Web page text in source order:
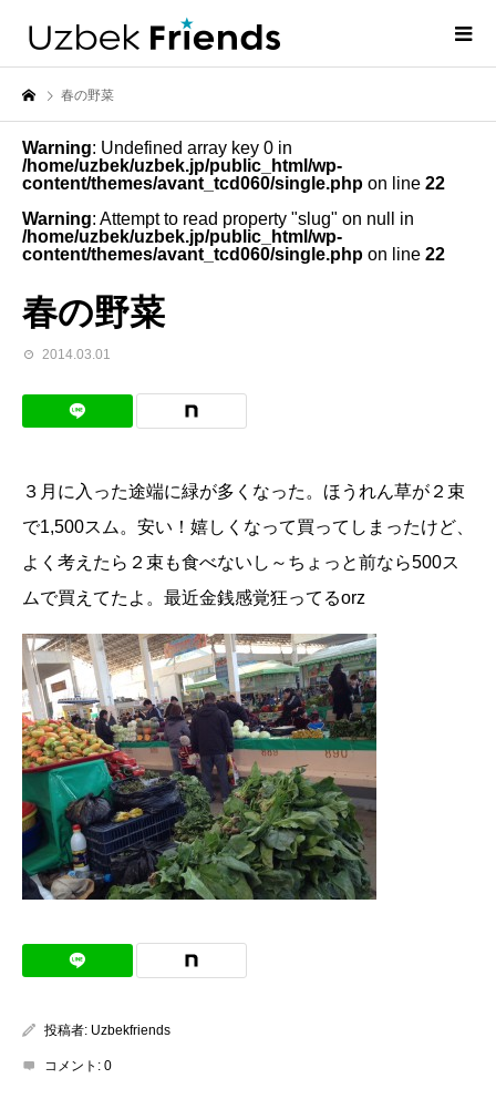
春の野菜
Warning: Undefined array key 0 in
/home/uzbek/uzbek.jp/public_html/wp-
content/themes/avant_tcd060/single.php on line 22
Warning: Attempt to read property "slug" on null in
/home/uzbek/uzbek.jp/public_html/wp-
content/themes/avant_tcd060/single.php on line 22
春の野菜
2014.03.01
３月に入った途端に緑が多くなった。ほうれん草が２束
で1,500スム。安い！嬉しくなって買ってしまったけど、
よく考えたら２束も食べないし～ちょっと前なら500ス
ムで買えてたよ。最近金銭感覚狂ってるorz
投稿者: Uzbekfriends
コメント: 0